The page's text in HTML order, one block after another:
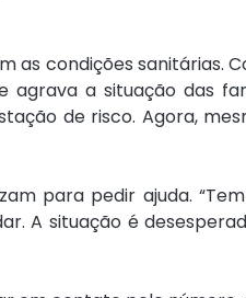
as condições sanitárias.
a situação das
de risco. Agora,
para pedir ajuda.
A situação é